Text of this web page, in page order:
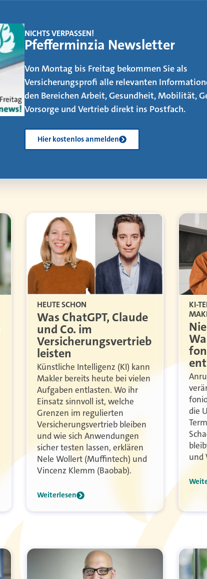
EMAGAZIN
Makler werden
Der Weg vom AOler und Strukturvertriebler
ist kein leichter. Was es dafür alles zu
erfahren Sie in unserem neuen eMagazin –
neuen Artikeln!
Kostenlos herunterladen
HEUTE SCHON
Was ChatGPT, Claude
und Co. im
Versicherungsvertrieb
leisten
Künstliche Intelligenz (KI) kann
Makler bereits heute bei vielen
Aufgaben entlasten. Wo ihr
Einsatz sinnvoll ist, welche
Grenzen im regulierten
Versicherungsvertrieb bleiben
und wie sich Anwendungen
sicher testen lassen, erklären
Nele Wollert (Muffintech) und
Vincenz Klemm (Baobab).
Weiterlesen
KI-
die
und